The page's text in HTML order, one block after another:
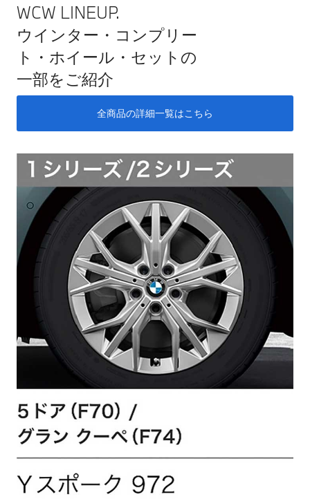
WCW LINEUP.
ウインター・コンプリー
ト・ホイール・セットの
一部をご紹介
全商品の詳細一覧はこちら